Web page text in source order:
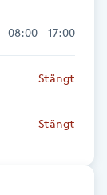
08:00 - 17:00
Stängt
Stängt